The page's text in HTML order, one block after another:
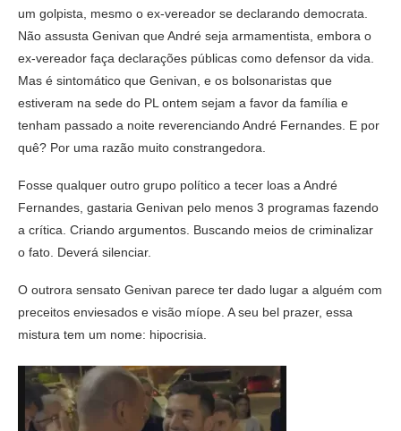
um golpista, mesmo o ex-vereador se declarando democrata.
Não assusta Genivan que André seja armamentista, embora o
ex-vereador faça declarações públicas como defensor da vida.
Mas é sintomático que Genivan, e os bolsonaristas que
estiveram na sede do PL ontem sejam a favor da família e
tenham passado a noite reverenciando André Fernandes. E por
quê? Por uma razão muito constrangedora.
Fosse qualquer outro grupo político a tecer loas a André
Fernandes, gastaria Genivan pelo menos 3 programas fazendo
a crítica. Criando argumentos. Buscando meios de criminalizar
o fato. Deverá silenciar.
O outrora sensato Genivan parece ter dado lugar a alguém com
preceitos enviesados e visão míope. A seu bel prazer, essa
mistura tem um nome: hipocrisia.